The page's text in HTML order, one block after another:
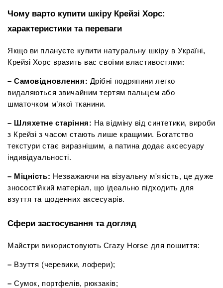
Чому варто купити шкіру Крейзі Хорс:
характеристики та переваги
Якщо ви плануєте купити натуральну шкіру в Україні,
Крейзі Хорс вразить вас своїми властивостями:
– Самовідновлення: Дрібні подряпини легко
видаляються звичайним тертям пальцем або
шматочком м’якої тканини.
– Шляхетне старіння: На відміну від синтетики, вироби
з Крейзі з часом стають лише кращими. Богатство
текстури стає виразнішим, а патина додає аксесуару
індивідуальності.
– Міцність: Незважаючи на візуальну м'якість, це дуже
зносостійкий матеріал, що ідеально підходить для
взуття та щоденних аксесуарів.
Сфери застосування та догляд
Майстри використовують Crazy Horse для пошиття:
– Взуття (черевики, лофери);
– Сумок, портфелів, рюкзаків;